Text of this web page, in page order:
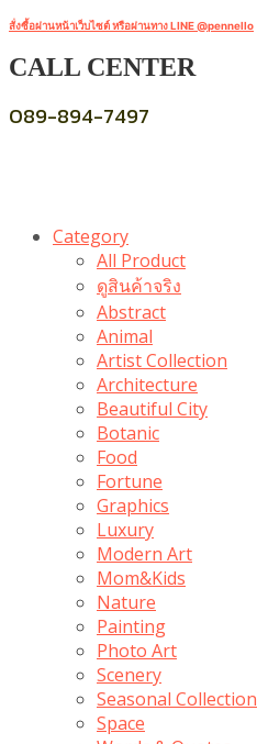
สั่งซื้อผ่านหน้าเว็บไซต์ หรือผ่านทาง LINE @pennello
CALL CENTER
089-894-7497
Category
All Product
ดูสินค้าจริง
Abstract
Animal
Artist Collection
Architecture
Beautiful City
Botanic
Food
Fortune
Graphics
Luxury
Modern Art
Mom&Kids
Nature
Painting
Photo Art
Scenery
Seasonal Collection
Space